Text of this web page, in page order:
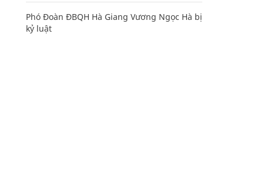
Phó Đoàn ĐBQH Hà Giang Vương Ngọc Hà bị
kỷ luật